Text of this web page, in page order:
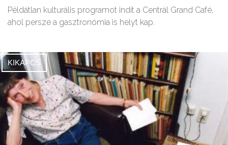
Példátlan kulturális programot indít a Centrál Grand Café,
ahol persze a gasztronómia is helyt kap.
KIKAPCS